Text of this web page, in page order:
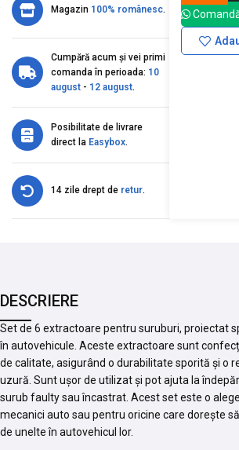
Magazin 100% românesc.
Cumpără acum și vei primi
comanda în perioada: 10
august - 12 august.
Posibilitate de livrare
direct la Easybox.
14 zile drept de retur.
DESCRIERE
Set de 6 extractoare pentru suruburi, proiectat
în autovehicule. Aceste extractoare sunt
de calitate, asigurând o durabilitate sporită și o
uzură. Sunt ușor de utilizat și pot ajuta la
surub faulty sau încastrat. Acest set este o
mecanici auto sau pentru oricine care dorește
de unelte în autovehicul lor.